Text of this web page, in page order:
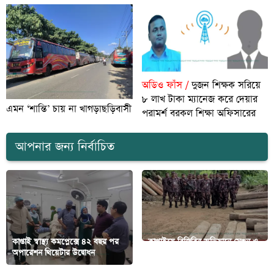
এমন ‘শান্তি’ চায় না খাগড়াছড়িবাসী
অডিও ফাঁস /দুজন শিক্ষক সরিয়ে
৮ লাখ টাকা ম্যানেজ করে দেয়ার
পরামর্শ বরকল শিক্ষা অফিসারের
আপনার জন্য নির্বাচিত
কাপ্তাই স্বাস্থ্য কমপ্লেক্সে ৪২ বছর পর
অপারেশন থিয়েটার উদ্বোধন
কাপ্তাইয়ে বিজিবির অভিযানে সেগুন ও